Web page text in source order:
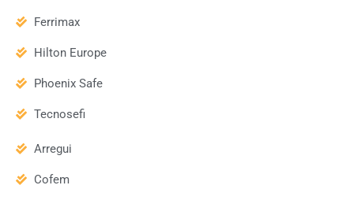
Ferrimax
Hilton Europe
Phoenix Safe
Tecnosefi
Arregui
Cofem